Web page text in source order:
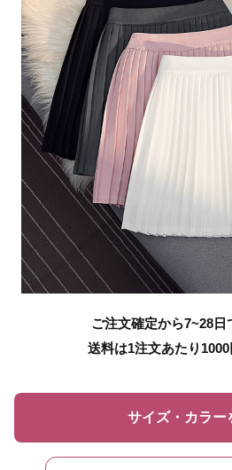
ご注文確定から7~28日
送料は1注文あたり 1000
サイズ・カラー